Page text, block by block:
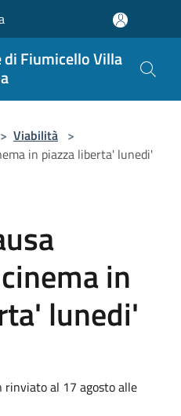
di Fiumicello Villa
> Viabilità >
in piazza liberta' lunedi'
in
lunedi'
al 17 agosto alle